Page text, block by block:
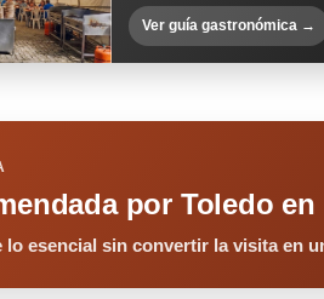
Ver guía gastronómica →
por Toledo en
lo esencial sin convertir la visita en